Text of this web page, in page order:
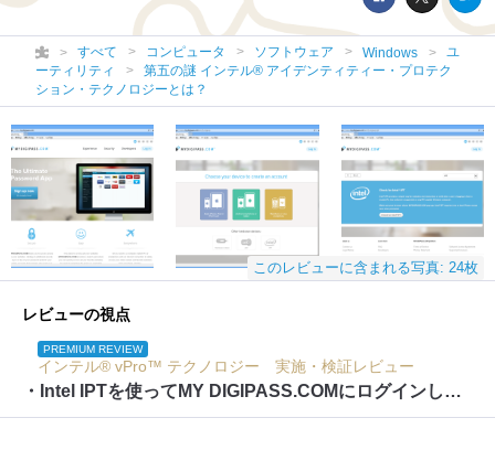
すべて コンピュータ ソフトウェア Windows
ユ
ーティリティ
第五の謎 インテル® アイデンティティー・プロテク
ション・テクノロジーとは？
このレビューに含まれる写真: 24枚
レビューの視点
PREMIUM REVIEW
インテル® vPro™ テクノロジー 実施・検証レビュー
・Intel IPTを使ってMY DIGIPASS.COMにログインしてみよう